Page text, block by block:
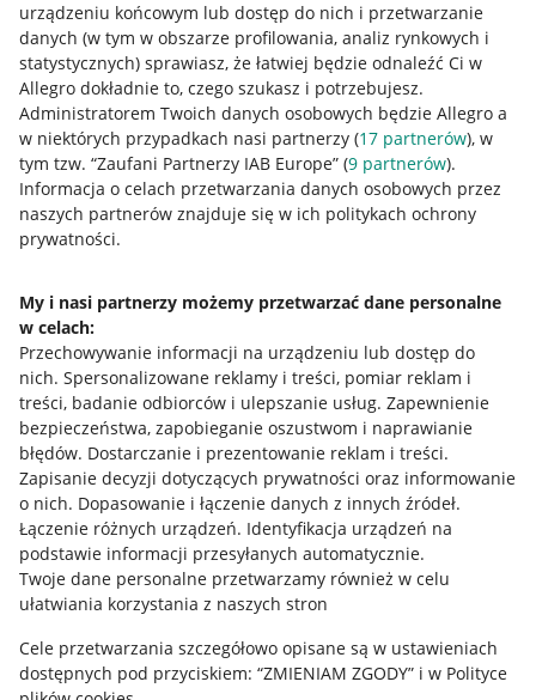
urządzeniu końcowym lub dostęp do nich i przetwarzanie
danych (w tym w obszarze profilowania, analiz rynkowych i
statystycznych) sprawiasz, że łatwiej będzie odnaleźć Ci w
Allegro dokładnie to, czego szukasz i potrzebujesz.
Administratorem Twoich danych osobowych będzie Allegro a
w niektórych przypadkach nasi partnerzy (17 partnerów), w
tym tzw. “Zaufani Partnerzy IAB Europe” (9 partnerów).
Informacja o celach przetwarzania danych osobowych przez
naszych partnerów znajduje się w ich politykach ochrony
prywatności.
My i nasi partnerzy możemy przetwarzać dane personalne
w celach:
Przechowywanie informacji na urządzeniu lub dostęp do
nich. Spersonalizowane reklamy i treści, pomiar reklam i
treści, badanie odbiorców i ulepszanie usług. Zapewnienie
bezpieczeństwa, zapobieganie oszustwom i naprawianie
błędów. Dostarczanie i prezentowanie reklam i treści.
Zapisanie decyzji dotyczących prywatności oraz informowanie
o nich. Dopasowanie i łączenie danych z innych źródeł.
Łączenie różnych urządzeń. Identyfikacja urządzeń na
podstawie informacji przesyłanych automatycznie.
Twoje dane personalne przetwarzamy również w celu
ułatwiania korzystania z naszych stron
Cele przetwarzania szczegółowo opisane są w ustawieniach
dostępnych pod przyciskiem: “ZMIENIAM ZGODY” i w Polityce
Przydatne informacje
Jak to działa
Allegro Gadane dla sprzedających
Allegro Gadane dla kupujących
Mapa miejscowości
Informacje prawne
Regulamin
Polityka plików "cookies"
Ustawienia plików "cookies"
Udostępnianie lokalizacji
Informacje dla Aktu o Usługach Cyfrowych